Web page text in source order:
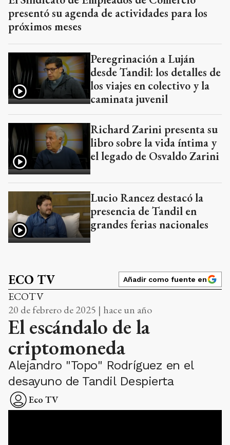
presentó su agenda de actividades para los
próximos meses
Peregrinación a Luján
desde Tandil: los detalles de
los viajes en colectivo y la
caminata juvenil
Richard Zarini presenta su
libro sobre la vida íntima y
el legado de Osvaldo Zarini
Lucio Rancez destacó la
presencia de Tandil en
grandes ferias nacionales
ECO TV Añadir como fuente en
ECOTV
20 de febrero de 2025 | hace un año
El escándalo de la
criptomoneda
Alejandro "Topo" Rodríguez en el
desayuno de Tandil Despierta
Eco TV